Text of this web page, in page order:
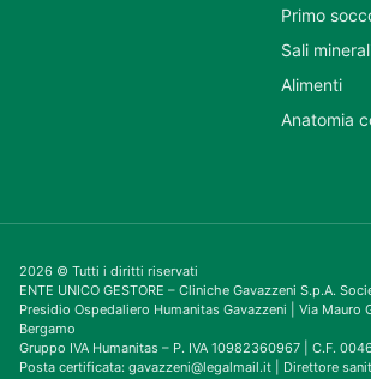
Primo
Sali
Alimenti
Anatomia
2026 © Tutti i diritti riservati
ENTE UNICO GESTORE – Cliniche Gavazzeni S.p.A.
Presidio Ospedaliero Humanitas Gavazzeni | Via Mauro
Bergamo
Gruppo IVA Humanitas – P. IVA 10982360967 | C.F.
Posta certificata: gavazzeni@legalmail.it | Direttore